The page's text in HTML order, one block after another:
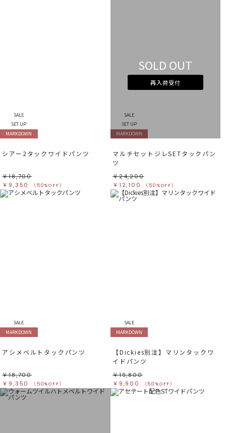
SALE
SET UP
MARKDOWN
シアー2タックワイドパンツ
￥18,700
￥9,350
（50%OFF）
SOLD OUT
再入荷受付
SALE
SET UP
MARKDOWN
マルチセットジレSETタックパン
ツ
￥24,200
￥12,100
（50%OFF）
SALE
MARKDOWN
アシメベルトタックパンツ
￥18,700
￥9,350
（50%OFF）
SALE
MARKDOWN
【Dickies別注】マリンタックワ
イドパンツ
￥19,800
￥9,900
（50%OFF）